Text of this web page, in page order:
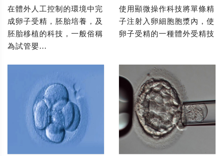
在體外人工控制的環境中完
成卵子受精，胚胎培養，及
胚胎移植的科技，一般俗稱
為試管嬰...
使用顯微操作科技將單條精
子注射入卵細胞胞漿內，使
卵子受精的一種體外受精技